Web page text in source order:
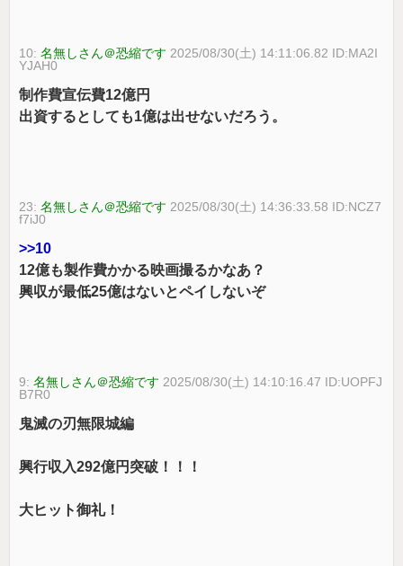
10:名無しさん＠恐縮です 2025/08/30(土) 14:11:06.82 ID:MA2I
YJAH0
制作費宣伝費12億円
出資するとしても1億は出せないだろう。
23:名無しさん＠恐縮です 2025/08/30(土) 14:36:33.58 ID:NCZ7
f7iJ0
>>10
12億も製作費かかる映画撮るかなあ？
興収が最低25億はないとペイしないぞ
9:名無しさん＠恐縮です 2025/08/30(土) 14:10:16.47 ID:UOPFJ
B7R0
鬼滅の刃無限城編
興行収入292億円突破！！！
大ヒット御礼！